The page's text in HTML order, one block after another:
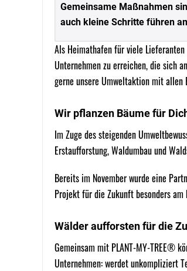
Gemeinsame Maßnahmen
auch kleine Schritte führen
Als Heimathafen für viele
Unternehmen zu erreichen, die sich
gerne unsere Umweltaktion mit
Wir pflanzen Bäume für
Im Zuge des steigenden
Erstaufforstung, Waldumbau und
Bereits im November wurde eine
Projekt für die Zukunft besonders
Wälder aufforsten für die
Gemeinsam mit PLANT-MY-TREE®
Unternehmen: werdet unkompliziert